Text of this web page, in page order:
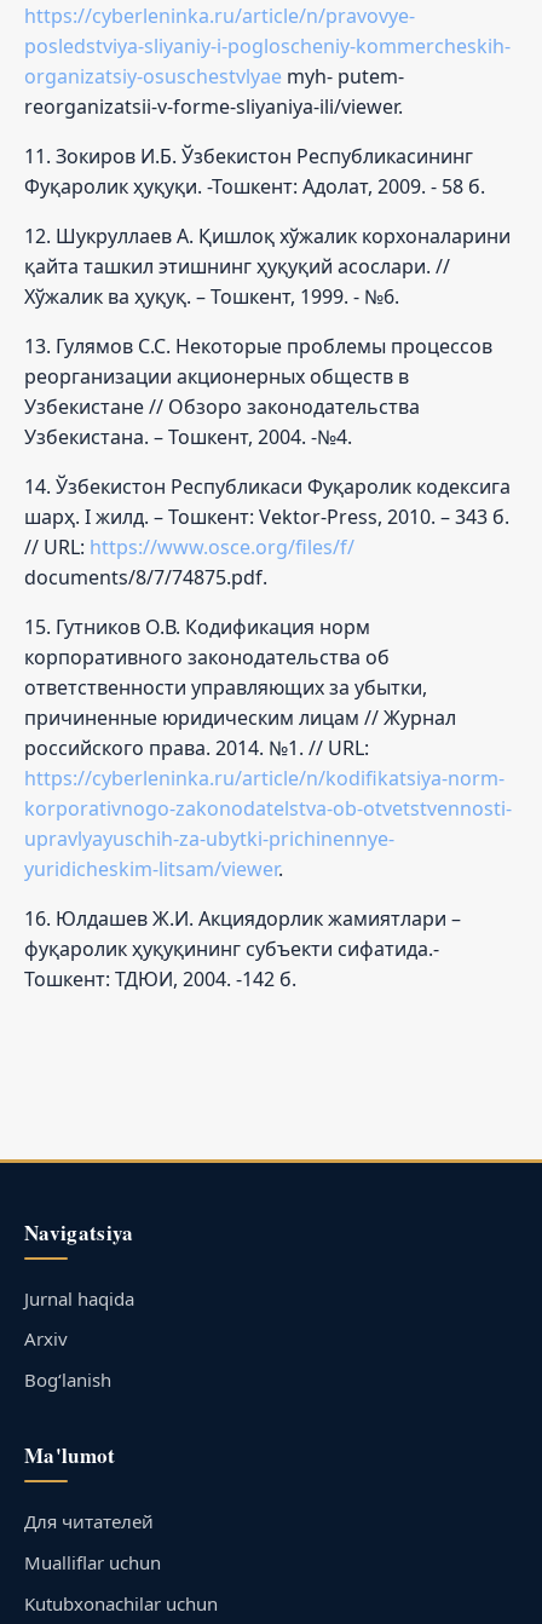
https://cyberleninka.ru/article/n/pravovye-
posledstviya-sliyaniy-i-pogloscheniy-kommercheskih-
organizatsiy-osuschestvlyae myh- putem-
reorganizatsii-v-forme-sliyaniya-ili/viewer.
11. Зокиров И.Б. Ўзбекистон Республикасининг
Фуқаролик ҳуқуқи. -Тошкент: Адолат, 2009. - 58 б.
12. Шукруллаев А. Қишлоқ хўжалик корхоналарини
қайта ташкил этишнинг ҳуқуқий асослари. //
Хўжалик ва ҳуқуқ. – Тошкент, 1999. - №6.
13. Гулямов С.С. Некоторые проблемы процессов
реорганизации акционерных обществ в
Узбекистане // Обзоро законодательства
Узбекистана. – Тошкент, 2004. -№4.
14. Ўзбекистон Республикаси Фуқаролик кодексига
шарҳ. I жилд. – Тошкент: Vektor-Press, 2010. – 343 б.
// URL: https://www.osce.org/files/f/
documents/8/7/74875.pdf.
15. Гутников О.В. Кодификация норм
корпоративного законодательства об
ответственности управляющих за убытки,
причиненные юридическим лицам // Журнал
российского права. 2014. №1. // URL:
https://cyberleninka.ru/article/n/kodifikatsiya-norm-
korporativnogo-zakonodatelstva-ob-otvetstvennosti-
upravlyayuschih-za-ubytki-prichinennye-
yuridicheskim-litsam/viewer.
16. Юлдашев Ж.И. Акциядорлик жамиятлари –
фуқаролик ҳуқуқининг субъекти сифатида.-
Тошкент: ТДЮИ, 2004. -142 б.
Navigatsiya
Jurnal haqida
Arxiv
Bog‘lanish
Ma'lumot
Для читателей
Mualliflar uchun
Kutubxonachilar uchun